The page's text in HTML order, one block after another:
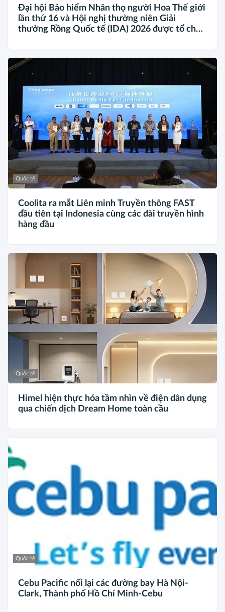
Đại hội Bảo hiểm Nhân thọ người Hoa Thế giới
lần thứ 16 và Hội nghị thường niên Giải
thưởng Rồng Quốc tế (IDA) 2026 được tổ chức
Quốc tế
Coolita ra mắt Liên minh Truyền thông FAST
đầu tiên tại Indonesia cùng các đài truyền hình
hàng đầu
Quốc tế
Himel hiện thực hóa tầm nhìn về điện dân dụng
qua chiến dịch Dream Home toàn cầu
Quốc tế
Cebu Pacific nối lại các đường bay Hà Nội-
Clark, Thành phố Hồ Chí Minh-Cebu